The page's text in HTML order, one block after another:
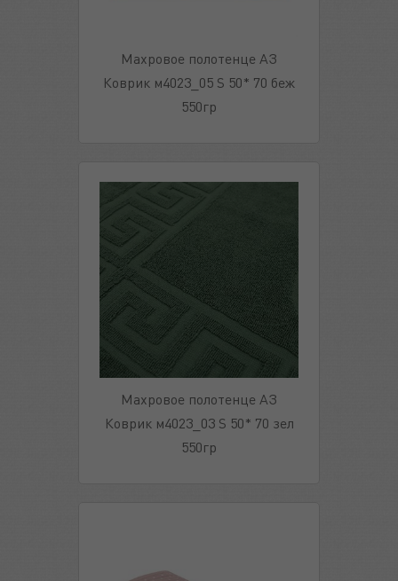
Махровое полотенце АЗ
Коврик м4023_05 S 50* 70 беж
550гр
Махровое полотенце АЗ
Коврик м4023_03 S 50* 70 зел
550гр